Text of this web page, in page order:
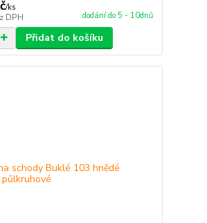
/ks
DPH dodání do 5 - 10dnů
Přidat do košíku